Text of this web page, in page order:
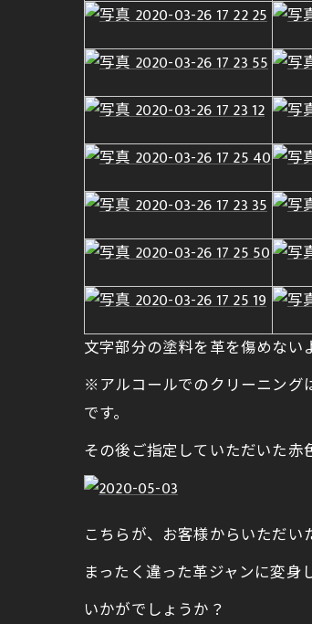
文字部分の塗料を革を傷めな
※アルコールでのクリーニング
です。
その後ご指定していただいた赤
こちらが、お客様からいただい
まったく違った革ジャンに変身
いかがでしょうか？